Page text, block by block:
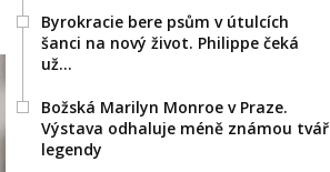
Byrokracie bere psům v útulcích
šanci na nový život. Philippe čeká
už…
Božská Marilyn Monroe v Praze.
Výstava odhaluje méně známou tvář
legendy